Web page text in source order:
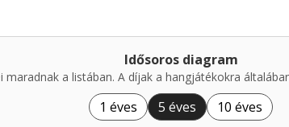
Idősoros diagram
a listában. A díjak a hangjátékokra
1 éves 5 éves 10 éves